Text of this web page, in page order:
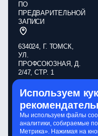
ПО
ПРЕДВАРИТЕЛЬНОЙ
ЗАПИСИ
634024, Г. ТОМСК,
УЛ.
ПРОФСОЮЗНАЯ, Д.
2/47, СТР. 1
Обработка
персональных
данных
Политика
Используем
Мы используем файлы
аналитики, собираемые
Метрика». Нажимая на